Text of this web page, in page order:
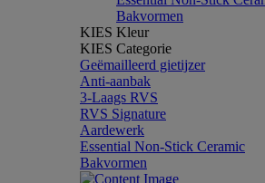
Bakvormen
KIES Kleur
KIES Categorie
Geëmailleerd gietijzer
Anti-aanbak
3-Laags RVS
RVS Signature
Aardewerk
Essential Non-Stick Ceramic
Bakvormen